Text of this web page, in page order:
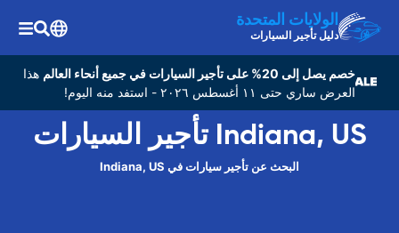
الولايات المتحدة
دليل تأجير السيارات
خصم يصل إلى 20% على تأجير السيارات في جميع أنحاء العالم
هذا
العرض ساري حتى ١١ أغسطس ٢٠٢٦ - استفد منه اليوم!
Indiana, US تأجير السيارات
البحث عن تأجير سيارات في Indiana, US